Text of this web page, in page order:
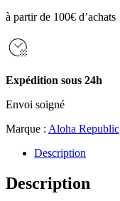
à partir de 100€ d’achats
Expédition sous 24h
Envoi soigné
Marque : Aloha Republic
Description
Description